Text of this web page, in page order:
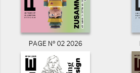
PAGE N° 02 2026